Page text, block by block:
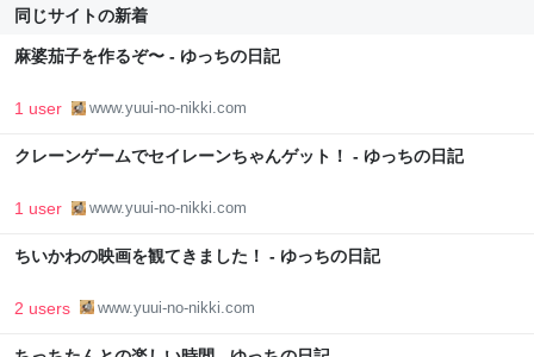
同じサイトの新着
麻婆茄子を作るぞ〜 - ゆっちの日記
1 user www.yuui-no-nikki.com
クレーンゲームでセイレーンちゃんゲット！ - ゆっちの日記
1 user www.yuui-no-nikki.com
ちいかわの映画を観てきました！ - ゆっちの日記
2 users www.yuui-no-nikki.com